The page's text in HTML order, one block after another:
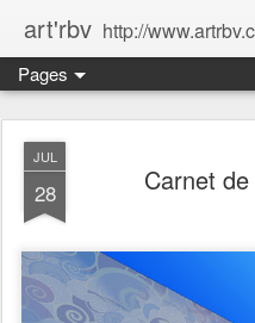
art'rbv http://www.artrbv.com/ site de
Pages
JUL
28 Carnet